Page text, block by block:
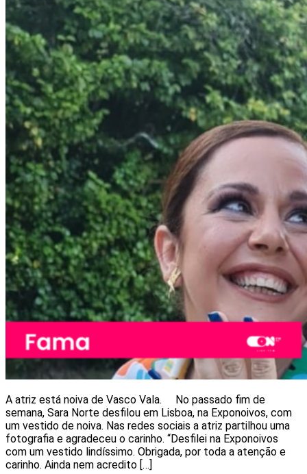
A atriz está noiva de Vasco Vala. No passado fim de
semana, Sara Norte desfilou em Lisboa, na Exponoivos, com
um vestido de noiva. Nas redes sociais a atriz partilhou uma
fotografia e agradeceu o carinho. “Desfilei na Exponoivos
com um vestido lindíssimo. Obrigada, por toda a atenção e
carinho. Ainda nem acredito […]